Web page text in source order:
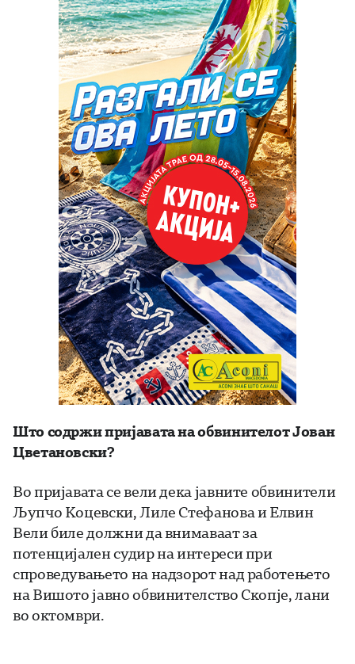
Што содржи пријавата на обвинителот Јован
Цветановски?
Во пријавата се вели дека јавните обвинители
Љупчо Коцевски, Лиле Стефанова и Елвин
Вели биле должни да внимаваат за
потенцијален судир на интереси при
спроведувањето на надзорот над работењето
на Вишото јавно обвинителство Скопје, лани
во октомври.